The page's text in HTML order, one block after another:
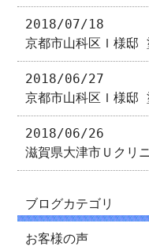
2018/07/18
京都市山科区Ｉ様邸
2018/06/27
京都市山科区Ｉ様邸
2018/06/26
滋賀県大津市Ｕクリ
ブログカテゴリ
お客様の声